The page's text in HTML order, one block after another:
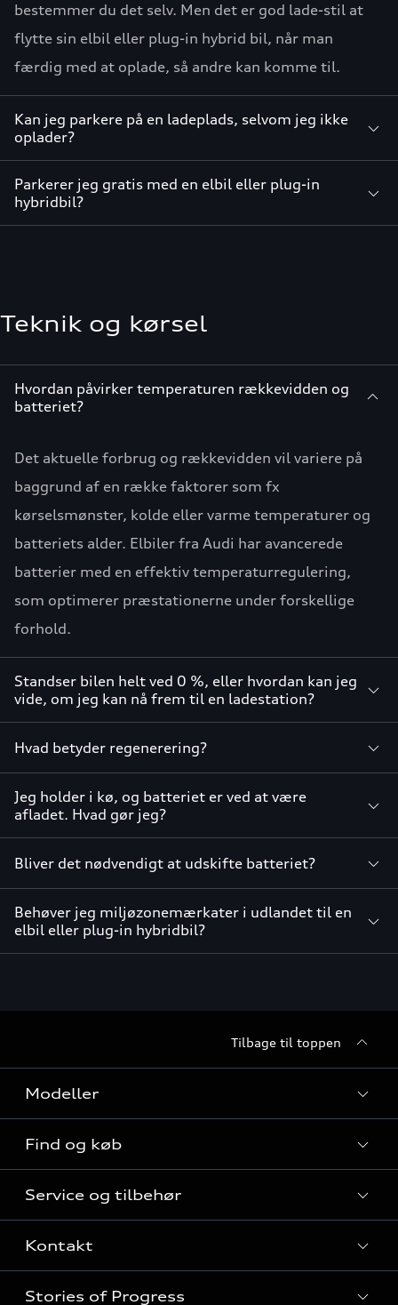
bestemmer du det selv. Men det er god lade-stil at
flytte sin elbil eller plug-in hybrid bil, når man
færdig med at oplade, så andre kan komme til.
Kan jeg parkere på en ladeplads, selvom jeg ikke
oplader?
Parkerer jeg gratis med en elbil eller plug-in
hybridbil?
Teknik og kørsel
Hvordan påvirker temperaturen rækkevidden og
batteriet?
Det aktuelle forbrug og rækkevidden vil variere på
baggrund af en række faktorer som fx
kørselsmønster, kolde eller varme temperaturer og
batteriets alder. Elbiler fra Audi har avancerede
batterier med en effektiv temperaturregulering,
som optimerer præstationerne under forskellige
forhold.
Standser bilen helt ved 0 %, eller hvordan kan jeg
vide, om jeg kan nå frem til en ladestation?
Hvad betyder regenerering?
Jeg holder i kø, og batteriet er ved at være
afladet. Hvad gør jeg?
Bliver det nødvendigt at udskifte batteriet?
Behøver jeg miljøzonemærkater i udlandet til en
elbil eller plug-in hybridbil?
Tilbage til toppen
Modeller
Audi plug-in hybridmodeller
Find og køb
Firmabil
Service og tilbehør
Kontakt
Stories of Progress